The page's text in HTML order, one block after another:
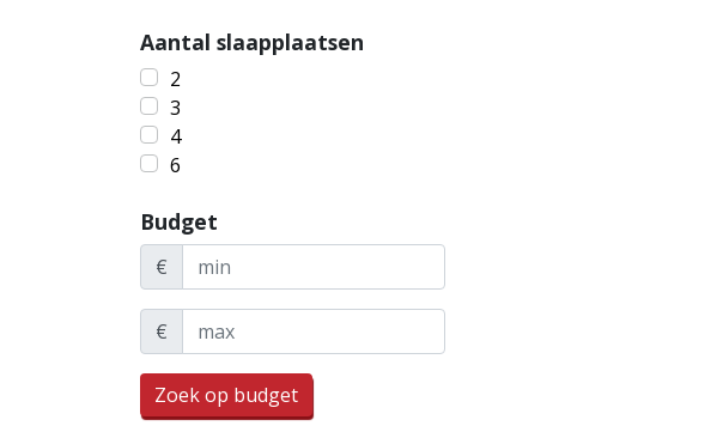
Aantal slaapplaatsen
2
3
4
6
Budget
€
€
Zoek op budget